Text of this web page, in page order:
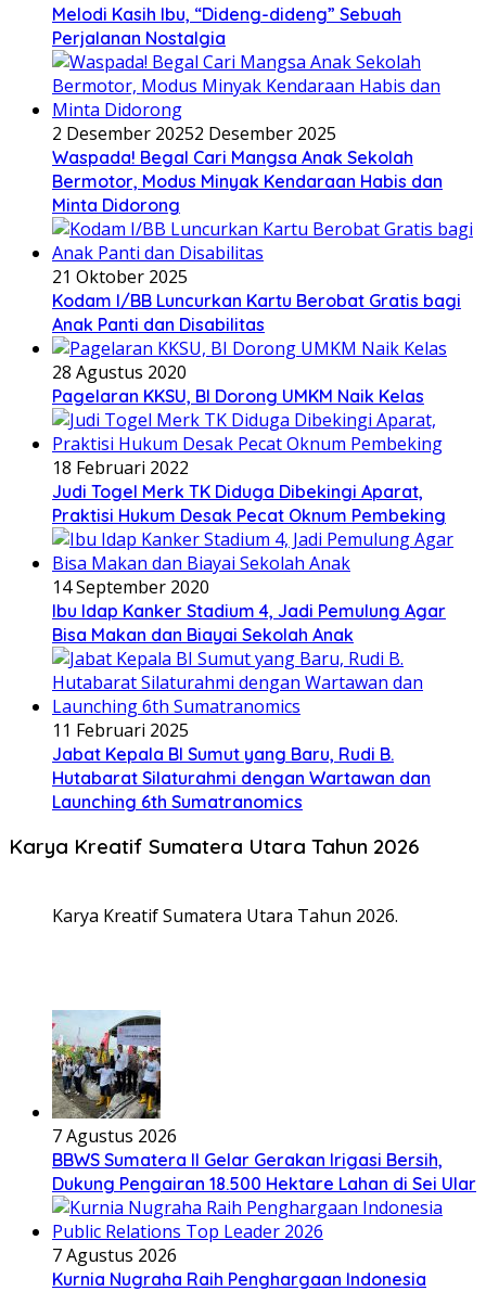
Melodi Kasih Ibu, “Dideng-dideng” Sebuah
Perjalanan Nostalgia
2 Desember 20252 Desember 2025
Waspada! Begal Cari Mangsa Anak Sekolah
Bermotor, Modus Minyak Kendaraan Habis dan
Minta Didorong
21 Oktober 2025
Kodam I/BB Luncurkan Kartu Berobat Gratis bagi
Anak Panti dan Disabilitas
28 Agustus 2020
Pagelaran KKSU, BI Dorong UMKM Naik Kelas
18 Februari 2022
Judi Togel Merk TK Diduga Dibekingi Aparat,
Praktisi Hukum Desak Pecat Oknum Pembeking
14 September 2020
Ibu Idap Kanker Stadium 4, Jadi Pemulung Agar
Bisa Makan dan Biayai Sekolah Anak
11 Februari 2025
Jabat Kepala BI Sumut yang Baru, Rudi B.
Hutabarat Silaturahmi dengan Wartawan dan
Launching 6th Sumatranomics
Karya Kreatif Sumatera Utara Tahun 2026
Karya Kreatif Sumatera Utara Tahun 2026.
7 Agustus 2026
BBWS Sumatera II Gelar Gerakan Irigasi Bersih,
Dukung Pengairan 18.500 Hektare Lahan di Sei Ular
7 Agustus 2026
Kurnia Nugraha Raih Penghargaan Indonesia